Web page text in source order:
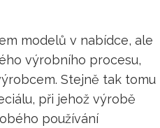
modelů v nabídce, ale
výrobního procesu,
Stejně tak tomu
při jehož výrobě
používání